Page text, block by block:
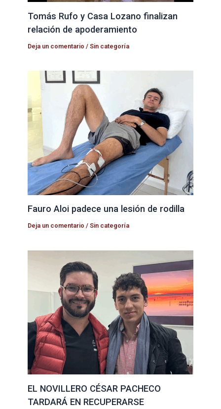
Tomás Rufo y Casa Lozano finalizan
relación de apoderamiento
Deja un comentario /Sin categoría
Fauro Aloi padece una lesión de rodilla
Deja un comentario /Sin categoría
EL NOVILLERO CÉSAR PACHECO
TARDARÁ EN RECUPERARSE